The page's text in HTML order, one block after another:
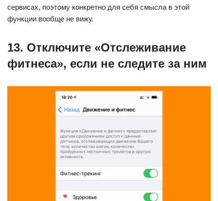
сервисах, поэтому конкретно для себя смысла в этой
функции вообще не вижу.
13. Отключите «Отслеживание
фитнеса», если не следите за ним